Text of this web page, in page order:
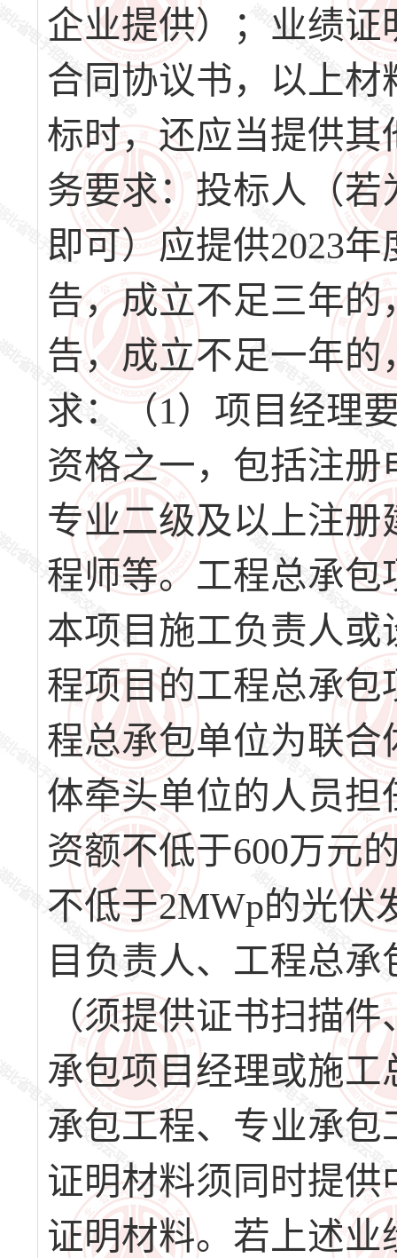
企业提供）；业绩
合同协议书，以上
标时，还应当提供其
务要求：投标人（
即可）应提供2023
告，成立不足三年
告，成立不足一年的
求：（1）项目经理
资格之一，包括注
专业二级及以上注
程师等。工程总承
本项目施工负责人
程项目的工程总承
程总承包单位为联
体牵头单位的人员
资额不低于600万元
不低于2MWp的光伏
目负责人、工程总
（须提供证书扫描
承包项目经理或施
承包工程、专业承
证明材料须同时提
证明材料。若上述